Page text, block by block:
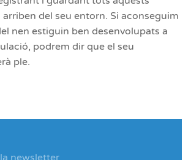
del seu entorn. Si aconseguim
nen estiguin ben desenvolupats a
podrem dir que el seu
ple.